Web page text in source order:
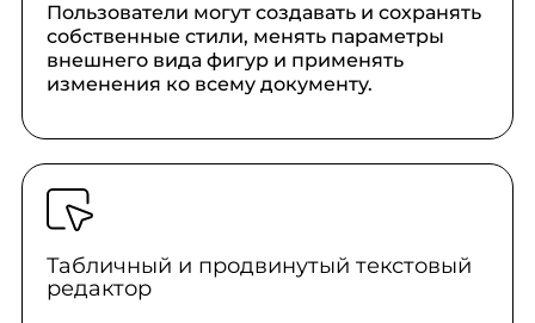
Пользователи могут создавать и сохранять
собственные стили, менять параметры
внешнего вида фигур и применять
изменения ко всему документу.
Табличный и продвинутый текстовый
редактор